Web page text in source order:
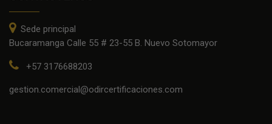
Sede principal
Bucaramanga Calle 55 # 23-55 B. Nuevo Sotomayor
+57 3176688203
gestion.comercial@odircertificaciones.com